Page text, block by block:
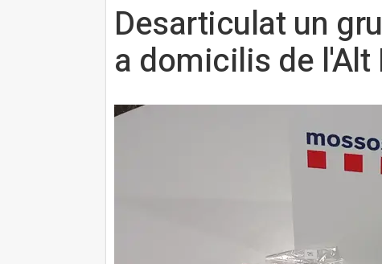
Desarticulat un
a domicilis de l'Alt